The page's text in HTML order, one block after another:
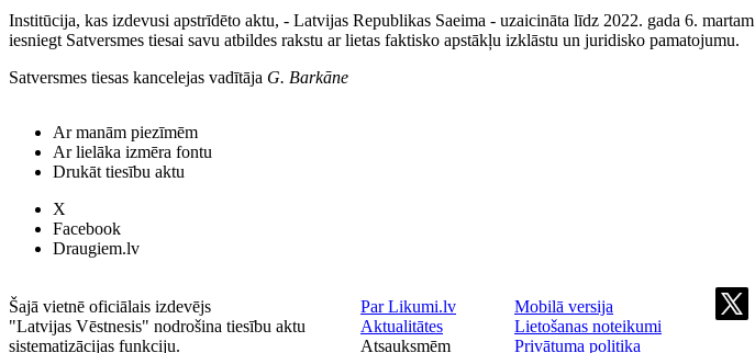
Institūcija, kas izdevusi apstrīdēto aktu, - Latvijas Republikas Saeima - uzaicināta līdz 2022. gada 6. martam
iesniegt Satversmes tiesai savu atbildes rakstu ar lietas faktisko apstākļu izklāstu un juridisko pamatojumu.
Satversmes tiesas kancelejas vadītāja G. Barkāne
Ar manām piezīmēm
Ar lielāka izmēra fontu
Drukāt tiesību aktu
X
Facebook
Draugiem.lv
Šajā vietnē oficiālais izdevējs
"Latvijas Vēstnesis" nodrošina tiesību aktu
sistematizācijas funkciju.
Par Likumi.lv
Aktualitātes
Atsauksmēm
Mobilā versija
Lietošanas noteikumi
Privātuma politika